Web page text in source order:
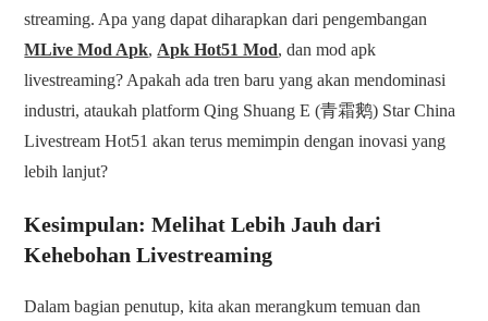
streaming. Apa yang dapat diharapkan dari pengembangan
MLive Mod Apk, Apk Hot51 Mod, dan mod apk
livestreaming? Apakah ada tren baru yang akan mendominasi
industri, ataukah platform Qing Shuang E (青霜鹅) Star China
Livestream Hot51 akan terus memimpin dengan inovasi yang
lebih lanjut?
Kesimpulan: Melihat Lebih Jauh dari
Kehebohan Livestreaming
Dalam bagian penutup, kita akan merangkum temuan dan